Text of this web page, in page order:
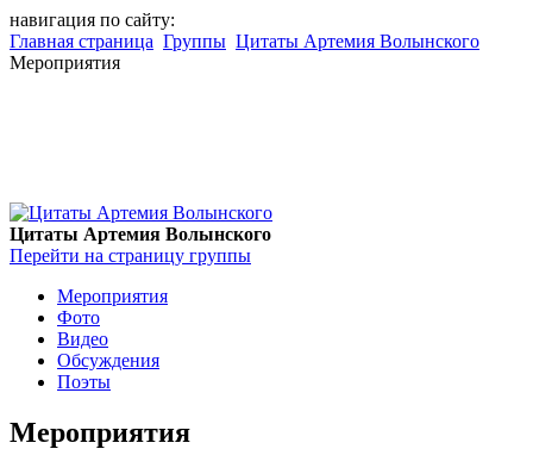
навигация по сайту:
Главная страница Группы Цитаты Артемия Волынского
Мероприятия
Цитаты Артемия Волынского
Перейти на страницу группы
Мероприятия
Фото
Видео
Обсуждения
Поэты
Мероприятия